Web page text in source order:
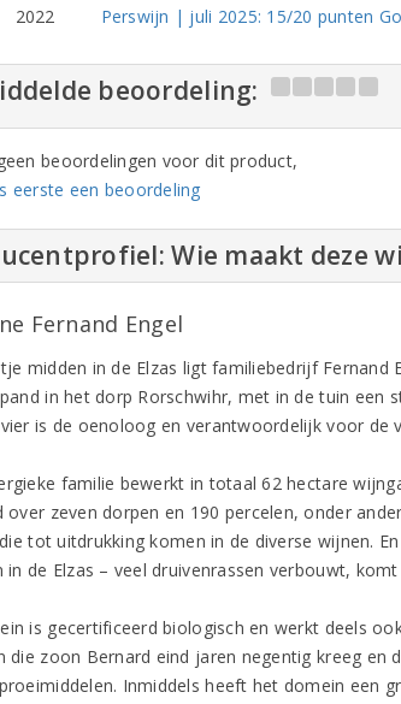
2022
Perswijn | juli 2025: 15/20 punten
beoordeling:
beoordelingen voor dit product,
eerste een beoordeling
Wie maakt deze
Fernand Engel
midden in de Elzas ligt familiebedrijf Fernand
in het dorp Rorschwihr, met in de tuin een
is de oenoloog en verantwoordelijk voor de
familie bewerkt in totaal 62 hectare
over zeven dorpen en 190 percelen, onder
tot uitdrukking komen in de diverse wijnen.
in de Elzas – veel druivenrassen verbouwt,
is gecertificeerd biologisch en werkt deels
die zoon Bernard eind jaren negentig kreeg
Inmiddels heeft het domein een